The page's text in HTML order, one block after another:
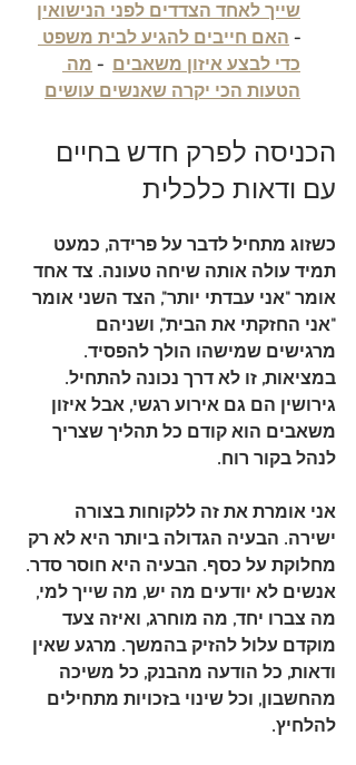
שייך לאחד הצדדים לפני הנישואין
- האם חייבים להגיע לבית משפט
כדי לבצע איזון משאבים
  -
מה
הטעות הכי יקרה שאנשים עושים
הכניסה לפרק חדש בחיים
עם ודאות כלכלית
כשזוג מתחיל לדבר על פרידה, כמעט
תמיד עולה אותה שיחה טעונה. צד אחד
אומר "אני עבדתי יותר", הצד השני אומר
"אני החזקתי את הבית", ושניהם
מרגישים שמישהו הולך להפסיד.
במציאות, זו לא דרך נכונה להתחיל.
גירושין הם גם אירוע רגשי, אבל איזון
משאבים הוא קודם כל תהליך שצריך
לנהל בקור רוח.
אני אומרת את זה ללקוחות בצורה
ישירה. הבעיה הגדולה ביותר היא לא רק
מחלוקת על כסף. הבעיה היא חוסר סדר.
אנשים לא יודעים מה יש, מה שייך למי,
מה צברו יחד, מה מוחרג, ואיזה צעד
מוקדם עלול להזיק בהמשך. מרגע שאין
ודאות, כל הודעה מהבנק, כל משיכה
מהחשבון, וכל שינוי בזכויות מתחילים
להלחיץ.